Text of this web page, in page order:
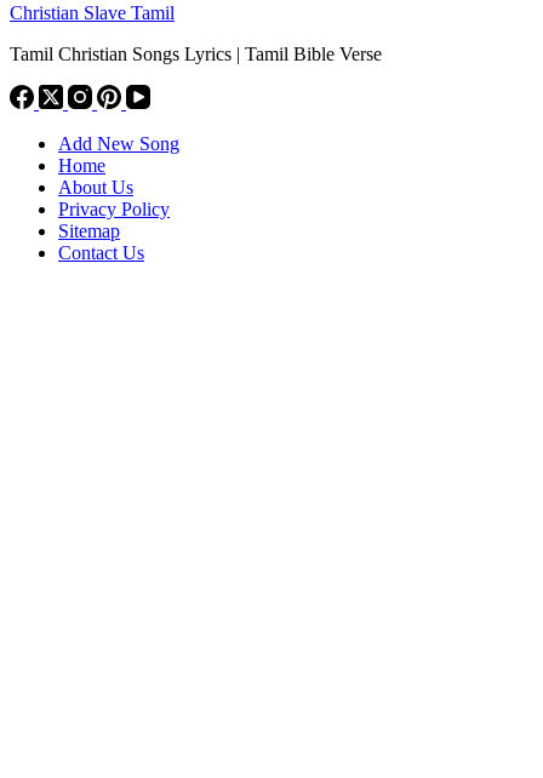
Christian Slave Tamil
Tamil Christian Songs Lyrics | Tamil Bible Verse
Add New Song
Home
About Us
Privacy Policy
Sitemap
Contact Us